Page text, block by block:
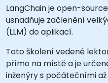
LangChain je open-
usnadňuje začlenění
(LLM) do aplikací.
Toto školení vedené
přímo na místě a je
inženýry s počátečními